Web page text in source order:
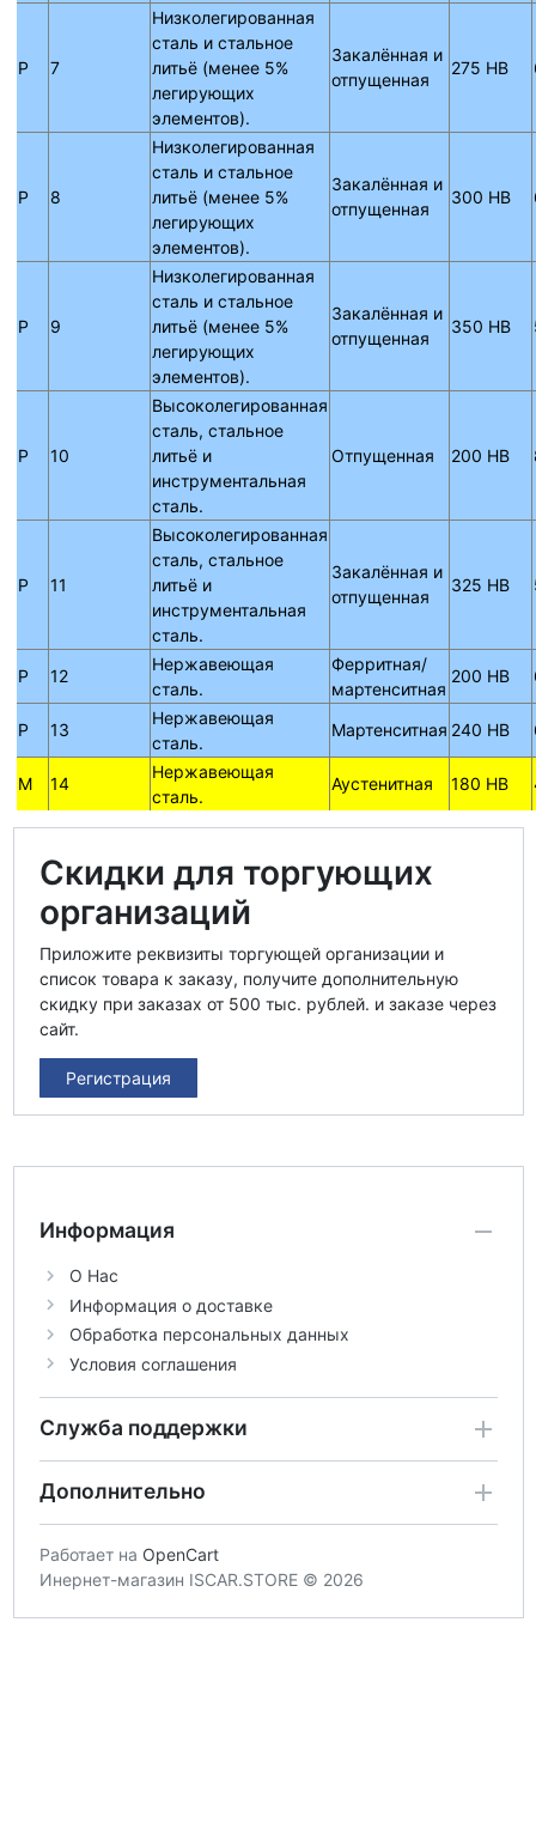
P 7
Низколегированная
сталь и стальное
литьё (менее 5%
легирующих
элементов).
Закалённая и
отпущенная
275 HB
P 8
Низколегированная
сталь и стальное
литьё (менее 5%
легирующих
элементов).
Закалённая и
отпущенная
300 HB
P 9
Низколегированная
сталь и стальное
литьё (менее 5%
легирующих
элементов).
Закалённая и
отпущенная
350 HB
P 10
Высоколегированная
сталь, стальное
литьё и
инструментальная
сталь.
Отпущенная 200 HB
P 11
Высоколегированная
сталь, стальное
литьё и
инструментальная
сталь.
Закалённая и
отпущенная
325 HB
P 12
Нержавеющая
сталь.
Ферритная/
мартенситная
200 HB
P 13
Нержавеющая
сталь.
Мартенситная 240 HB
M 14
Нержавеющая
сталь.
Аустенитная 180 HB
Скидки для торгующих
организаций
Приложите реквизиты торгующей организации и
список товара к заказу, получите дополнительную
скидку при заказах от 500 тыс. рублей. и заказе через
сайт.
Регистрация
Информация
О Нас
Информация о доставке
Обработка персональных данных
Условия соглашения
Служба поддержки
Дополнительно
Работает на OpenCart
Инернет-магазин ISCAR.STORE © 2026